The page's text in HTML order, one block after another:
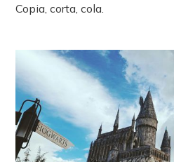
Copia, corta, cola.